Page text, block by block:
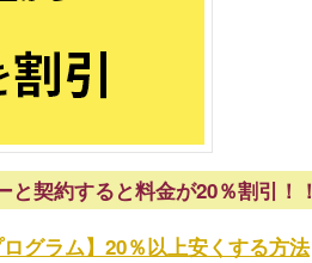
契約すると料金が20％割引！！
グラム】20％以上安くする方法